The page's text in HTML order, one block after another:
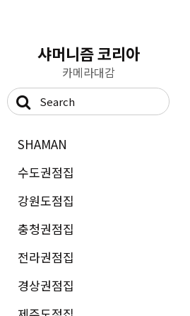
샤머니즘 코리아
카메라대감
SHAMAN
수도권점집
강원도점집
충청권점집
전라권점집
경상권점집